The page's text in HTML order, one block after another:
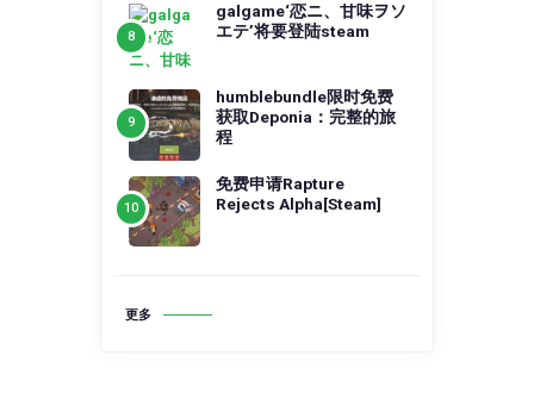
galgame‘恋ニ、甘味ヲソ
エテ’将要登陆steam
humblebundle限时免费
获取Deponia：完整的旅
程
免费申请Rapture
Rejects Alpha[Steam]
更多